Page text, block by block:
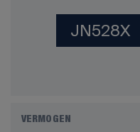
JN528X
VERMOGEN